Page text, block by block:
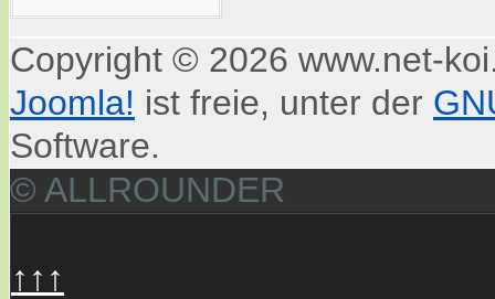
Copyright © 2026 www.net-
Joomla! ist freie, unter der
Software.
© ALLROUNDER
↑↑↑